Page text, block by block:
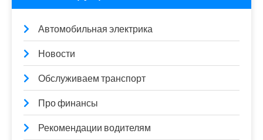
Автомобильная электрика
Новости
Обслуживаем транспорт
Про финансы
Рекомендации водителям